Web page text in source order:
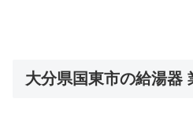
大分県国東市の給湯器